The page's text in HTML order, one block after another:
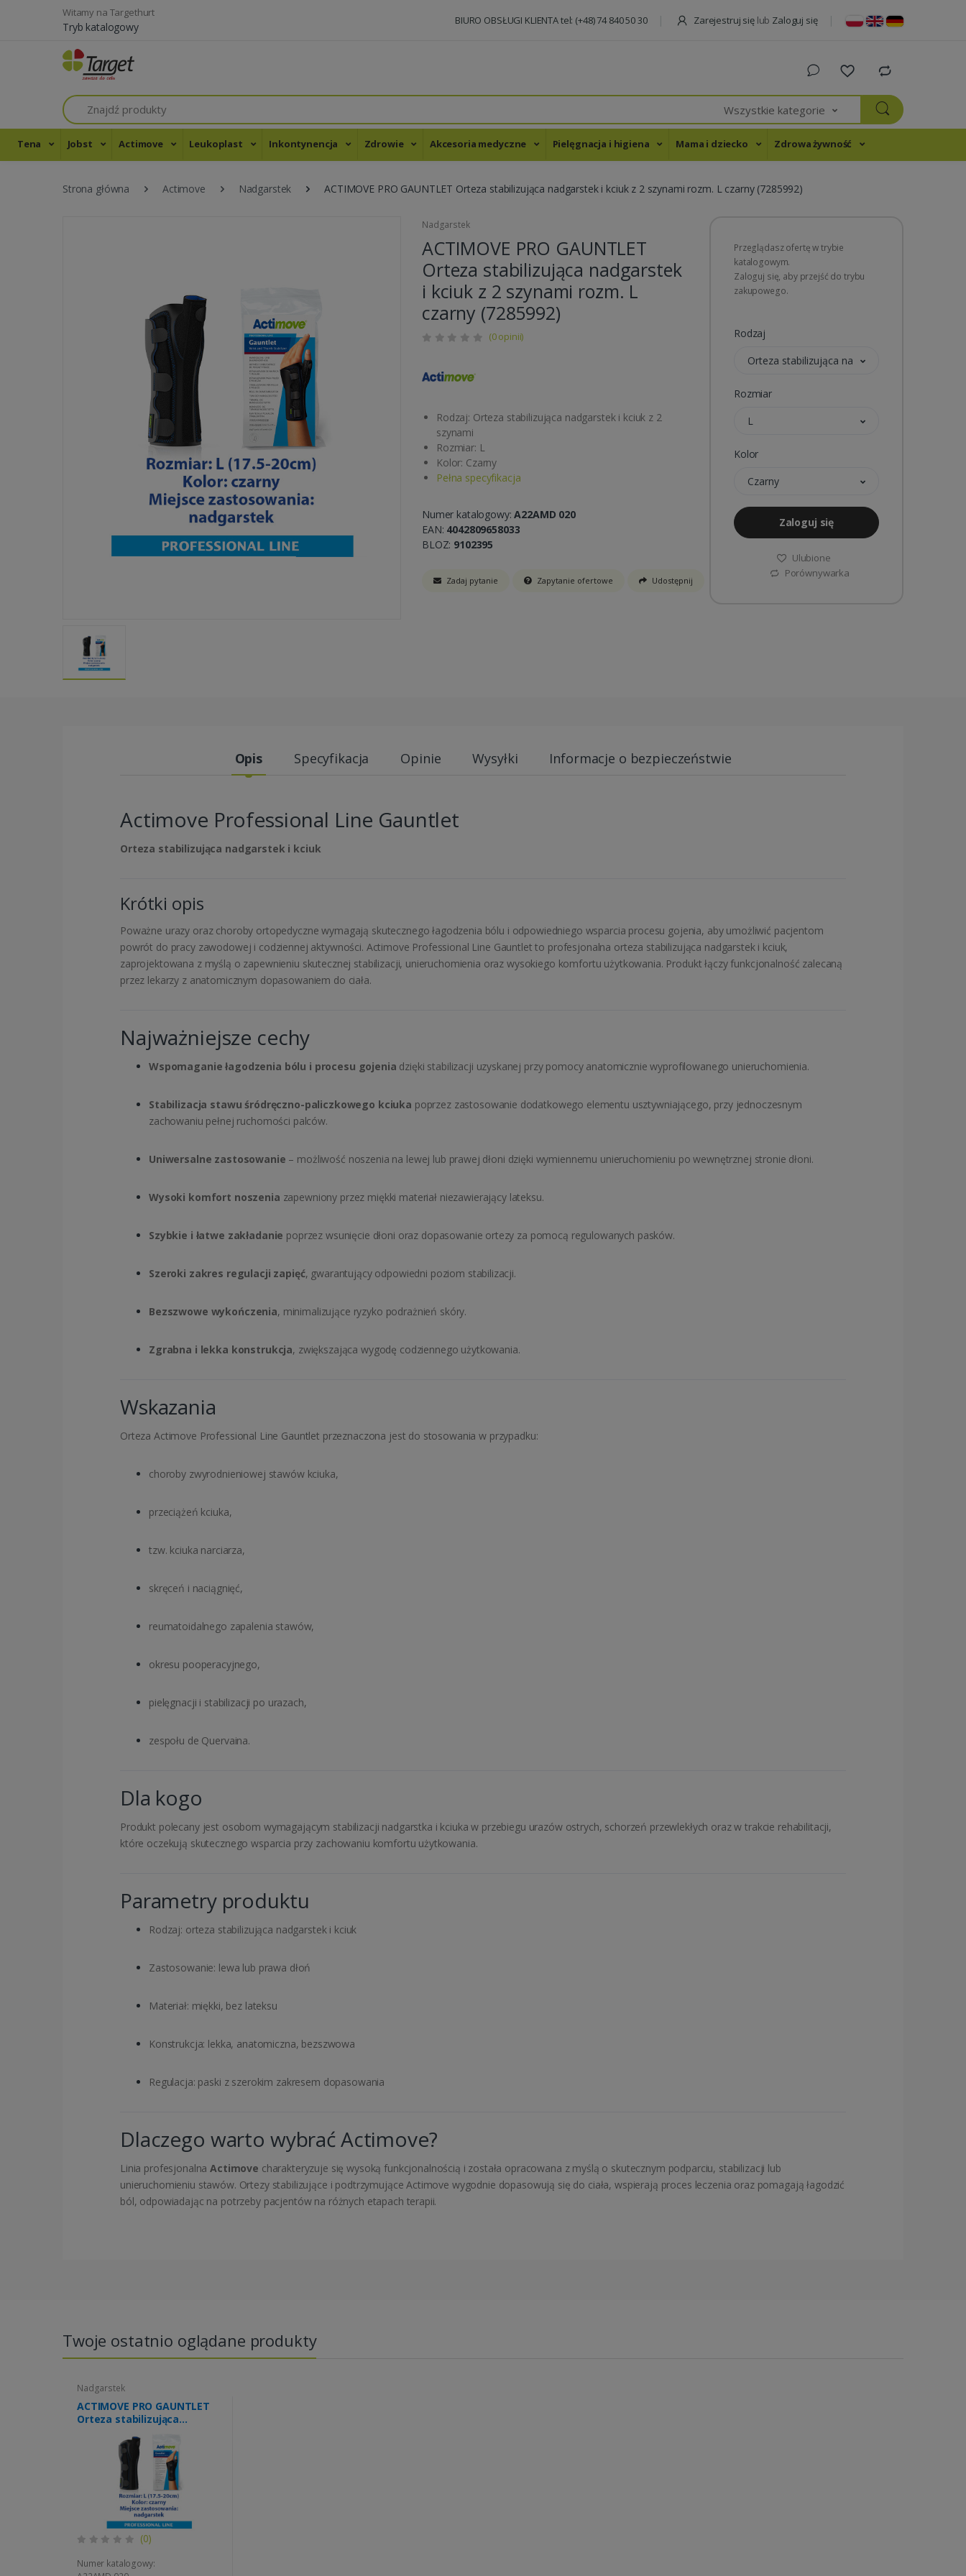
Witamy na Targethurt
Tryb katalogowy BIURO OBSŁUGI KLIENTA tel: (+48) 74 840 50 30 Zarejestruj się lub Zaloguj się
Szukaj
Wszystkie kategorie
Tena Jobst Actimove Leukoplast Inkontynencja Zdrowie Akcesoria medyczne Pielęgnacja i higiena Mama i dziecko Zdrowa żywność
Strona główna Actimove Nadgarstek ACTIMOVE PRO GAUNTLET Orteza stabilizująca nadgarstek i kciuk z 2 szynami rozm. L czarny (7285992)
Nadgarstek
ACTIMOVE PRO GAUNTLET
Orteza stabilizująca nadgarstek
i kciuk z 2 szynami rozm. L
czarny (7285992)
(0 opinii)
Rodzaj: Orteza stabilizująca nadgarstek i kciuk z 2
szynami
Rozmiar: L
Kolor: Czarny
Pełna specyfikacja
Numer katalogowy:A22AMD 020
EAN: 4042809658033
BLOZ: 9102395
Zadaj pytanie Zapytanie ofertowe Udostępnij
Przeglądasz ofertę w trybie
katalogowym.
Zaloguj się, aby przejść do trybu
zakupowego.
Rodzaj
Orteza stabilizująca nadgarstek i kciuk z 2
Rozmiar
L
Kolor
Czarny
Zaloguj się
Ulubione
Porównywarka
Opis Specyfikacja Opinie Wysyłki Informacje o bezpieczeństwie
Actimove Professional Line Gauntlet
Orteza stabilizująca nadgarstek i kciuk
Krótki opis
Poważne urazy oraz choroby ortopedyczne wymagają skutecznego łagodzenia bólu i odpowiedniego wsparcia procesu gojenia, aby umożliwić pacjentom
powrót do pracy zawodowej i codziennej aktywności. Actimove Professional Line Gauntlet to profesjonalna orteza stabilizująca nadgarstek i kciuk,
zaprojektowana z myślą o zapewnieniu skutecznej stabilizacji, unieruchomienia oraz wysokiego komfortu użytkowania. Produkt łączy funkcjonalność zalecaną
przez lekarzy z anatomicznym dopasowaniem do ciała.
Najważniejsze cechy
Wspomaganie łagodzenia bólu i procesu gojenia dzięki stabilizacji uzyskanej przy pomocy anatomicznie wyprofilowanego unieruchomienia.
Stabilizacja stawu śródręczno-paliczkowego kciuka poprzez zastosowanie dodatkowego elementu usztywniającego, przy jednoczesnym
zachowaniu pełnej ruchomości palców.
Uniwersalne zastosowanie – możliwość noszenia na lewej lub prawej dłoni dzięki wymiennemu unieruchomieniu po wewnętrznej stronie dłoni.
Wysoki komfort noszenia zapewniony przez miękki materiał niezawierający lateksu.
Szybkie i łatwe zakładanie poprzez wsunięcie dłoni oraz dopasowanie ortezy za pomocą regulowanych pasków.
Szeroki zakres regulacji zapięć, gwarantujący odpowiedni poziom stabilizacji.
Bezszwowe wykończenia, minimalizujące ryzyko podrażnień skóry.
Zgrabna i lekka konstrukcja, zwiększająca wygodę codziennego użytkowania.
Wskazania
Orteza Actimove Professional Line Gauntlet przeznaczona jest do stosowania w przypadku:
choroby zwyrodnieniowej stawów kciuka,
przeciążeń kciuka,
tzw. kciuka narciarza,
skręceń i naciągnięć,
reumatoidalnego zapalenia stawów,
okresu pooperacyjnego,
pielęgnacji i stabilizacji po urazach,
zespołu de Quervaina.
Dla kogo
Produkt polecany jest osobom wymagającym stabilizacji nadgarstka i kciuka w przebiegu urazów ostrych, schorzeń przewlekłych oraz w trakcie rehabilitacji,
które oczekują skutecznego wsparcia przy zachowaniu komfortu użytkowania.
Parametry produktu
Rodzaj: orteza stabilizująca nadgarstek i kciuk
Zastosowanie: lewa lub prawa dłoń
Materiał: miękki, bez lateksu
Konstrukcja: lekka, anatomiczna, bezszwowa
Regulacja: paski z szerokim zakresem dopasowania
Dlaczego warto wybrać Actimove?
Linia profesjonalnaActimove charakteryzuje się wysoką funkcjonalnością i została opracowana z myślą o skutecznym podparciu, stabilizacji lub
unieruchomieniu stawów. Ortezy stabilizujące i podtrzymujące Actimove wygodnie dopasowują się do ciała, wspierają proces leczenia oraz pomagają łagodzić
ból, odpowiadając na potrzeby pacjentów na różnych etapach terapii.
Twoje ostatnio oglądane produkty
Nadgarstek
ACTIMOVE PRO GAUNTLET
Orteza stabilizująca
szynami rozm. L czarny
(7285992)
(0)
Numer katalogowy: